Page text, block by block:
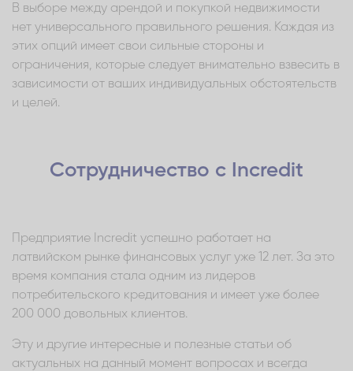
В выборе между арендой и покупкой недвижимости
нет универсального правильного решения. Каждая из
этих опций имеет свои сильные стороны и
ограничения, которые следует внимательно взвесить в
зависимости от ваших индивидуальных обстоятельств
и целей.
Сотрудничество с Incredit
Предприятие Incredit успешно работает на
латвийском рынке финансовых услуг уже 12 лет. За это
время компания стала одним из лидеров
потребительского кредитования и имеет уже более
200 000 довольных клиентов.
Эту и другие интересные и полезные статьи об
актуальных на данный момент вопросах и всегда